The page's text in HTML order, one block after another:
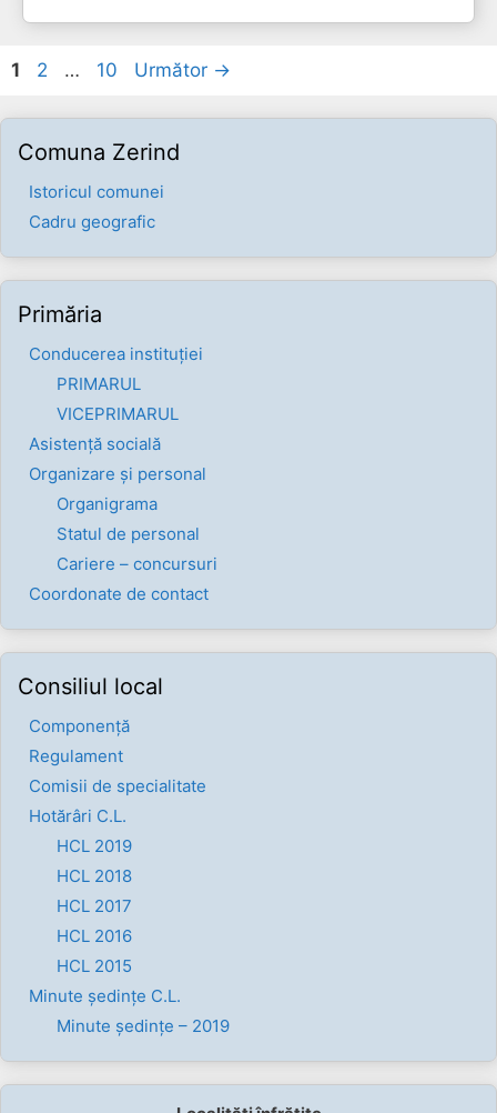
Pagina
1 Pagina
2 … Pagina
10 Următor →
Comuna Zerind
Istoricul comunei
Cadru geografic
Primăria
Conducerea instituției
PRIMARUL
VICEPRIMARUL
Asistență socială
Organizare și personal
Organigrama
Statul de personal
Cariere – concursuri
Coordonate de contact
Consiliul local
Componenţă
Regulament
Comisii de specialitate
Hotărâri C.L.
HCL 2019
HCL 2018
HCL 2017
HCL 2016
HCL 2015
Minute ședințe C.L.
Minute ședințe – 2019